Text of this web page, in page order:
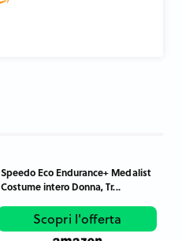
Speedo Eco Endurance+ Medalist
Costume intero Donna, Tr...
Scopri l'offerta